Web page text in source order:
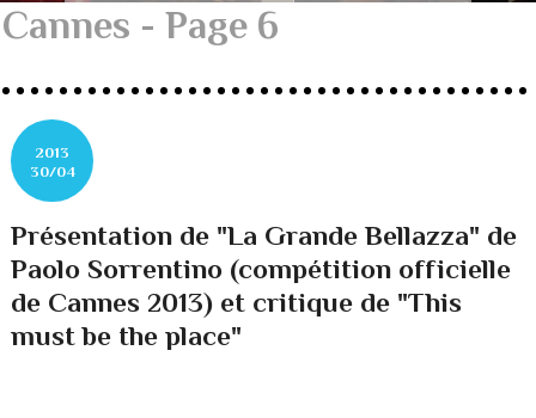
Cannes - Page 6
2013
30/04
Présentation de "La Grande Bellazza" de
Paolo Sorrentino (compétition officielle
de Cannes 2013) et critique de "This
must be the place"